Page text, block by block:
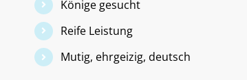
Könige gesucht
Reife Leistung
Mutig, ehrgeizig, deutsch